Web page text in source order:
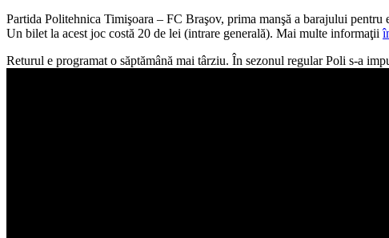
Partida Politehnica Timişoara – FC Braşov, prima manşă a barajului
Un bilet la acest joc costă 20 de lei (intrare generală). Mai multe informaţii
Returul e programat o săptămână mai târziu. În sezonul regular Poli s-a